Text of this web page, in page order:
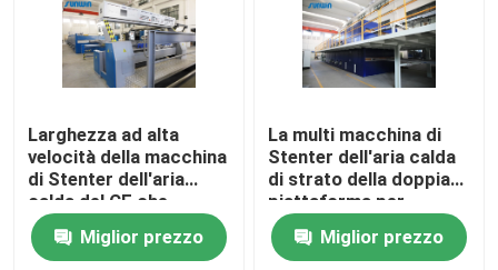
Larghezza ad alta
velocità della macchina
di Stenter dell'aria
calda del CE che
tricotta tessuto che
finisce 2400mm
Miglior prezzo
La multi macchina di
Stenter dell'aria calda
di strato della doppia
piattaforma per
tricotta i tessuti
Miglior prezzo